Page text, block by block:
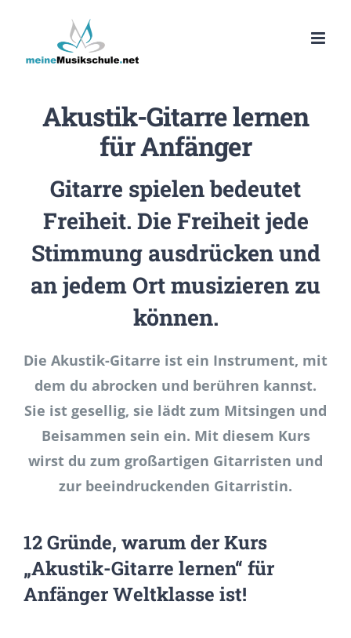
springen
Akustik-Gitarre lernen
für Anfänger
Gitarre spielen bedeutet
Freiheit. Die Freiheit jede
Stimmung ausdrücken und
an jedem Ort musizieren zu
können.
Die Akustik-Gitarre ist ein Instrument, mit
dem du abrocken und berühren kannst.
Sie ist gesellig, sie lädt zum Mitsingen und
Beisammen sein ein. Mit diesem Kurs
wirst du zum großartigen Gitarristen und
zur beeindruckenden Gitarristin.
12 Gründe, warum der Kurs
„Akustik-Gitarre lernen“ für
Anfänger Weltklasse ist!